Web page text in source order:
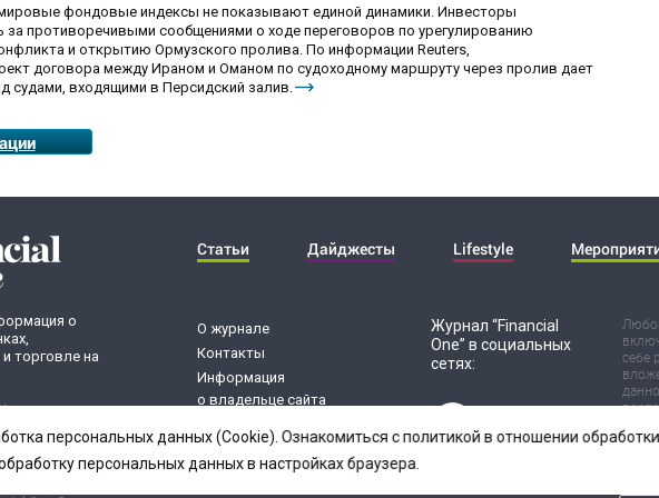
мировые фондовые индексы не показывают единой динамики. Инвесторы
противоречивыми сообщениями о ходе переговоров по урегулированию
и открытию Ормузского пролива. По информации Reuters,
договора между Ираном и Оманом по судоходному маршруту через пролив дает
судами, входящими в Персидский залив.
о
торговле на
Статьи Дайджесты Lifestyle
О журнале
Контакты
Информация
о владельце сайта
персональных данных
Журнал “Financial
One” в социальных
сетях:
себе
риск
персональных данных (Cookie). Ознакомиться с политикой в отношении
персональных данных в настройках браузера.